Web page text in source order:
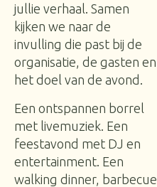
jullie verhaal. Samen
kijken we naar de
invulling die past bij de
organisatie, de gasten en
het doel van de avond.
Een ontspannen borrel
met livemuziek. Een
feestavond met DJ en
entertainment. Een
walking dinner, barbecue